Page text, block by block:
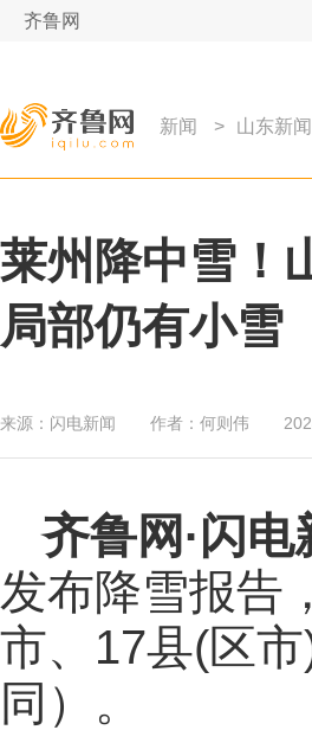
齐鲁网
新闻 > 山东新闻
莱州降中雪！
局部仍有小雪
来源： 闪电新闻 作者： 何则伟
齐鲁网 ·闪
发布降雪报告
市、17县(区
同）。